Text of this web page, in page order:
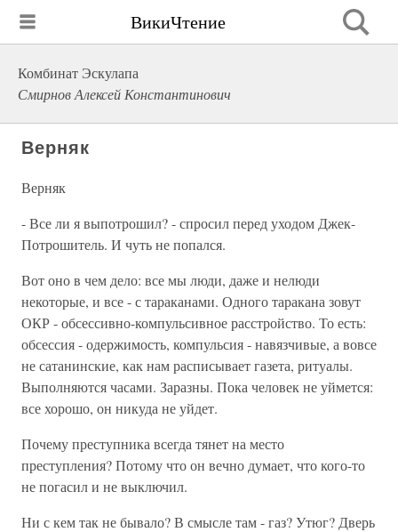
ВикиЧтение
Комбинат Эскулапа
Смирнов Алексей Константинович
Верняк
Верняк
- Все ли я выпотрошил? - спросил перед уходом Джек-
Потрошитель. И чуть не попался.
Вот оно в чем дело: все мы люди, даже и нелюди
некоторые, и все - с тараканами. Одного таракана зовут
ОКР - обсессивно-компульсивное расстройство. То есть:
обсессия - одержимость, компульсия - навязчивые, а вовсе
не сатанинские, как нам расписывает газета, ритуалы.
Выполняются часами. Заразны. Пока человек не уймется:
все хорошо, он никуда не уйдет.
Почему преступника всегда тянет на место
преступления? Потому что он вечно думает, что кого-то
не погасил и не выключил.
Ни с кем так не бывало? В смысле там - газ? Утюг? Дверь